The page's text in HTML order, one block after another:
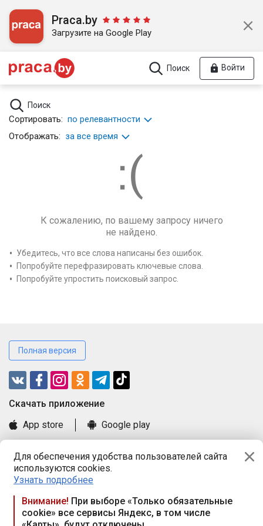
Для обеспечения удобства пользователей сайта
используются cookies.
Узнать подробнее
Внимание! При выборе «Только обязательные
cookie» все сервисы Яндекс, в том числе
Praca.by
Загрузите на Google Play
Поиск Войти
Поиск
Сортировать: по релевантности
Отображать: за все время
К сожалению, по вашему запросу ничего
не найдено.
Убедитесь, что все слова написаны без ошибок.
Попробуйте перефразировать ключевые слова.
Попробуйте упростить поисковый запрос.
Полная версия
Cкачать приложение
App store
Google play
Книга замечаний и предложений
Правила и документы
Praca.by © 2000—2026, ООО «ПРАЦА БАЙ»
Республика Беларусь, 220114, г. Минск, пр-т Независимости
117а, пом. № 9.